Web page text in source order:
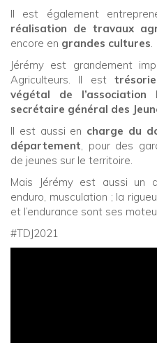
Il est également
réalisation de travaux
encore en grandes cultures.
Jérémy est grandement
Agriculteurs. Il est
végétal de l’association
secrétaire général des
Il est aussi en charge du
département, pour des
de jeunes sur le territoire.
Mais Jérémy est aussi un
enduro, musculation ; la
et l’endurance sont ses
#TDJ2021